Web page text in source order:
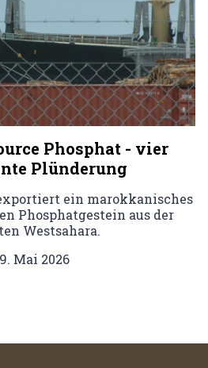
Phosphat - vier
Plünderung
ein marokkanisches
Phosphatgestein aus der
Westsahara.
Mai 2026